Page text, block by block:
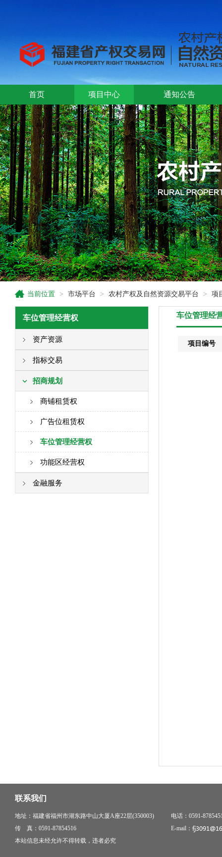
首页 项目中心 通知公告
当前位置 > 市场平台 > 农村产权及自然资源交易平台 > 项
车位管理经营权
资产资源
房屋所有权
承包土地经营权
集体用地经营权
四荒地经营权
养殖权
林权
其它
指标交易
"持证准用”建设用地指标
城乡建设用地增减项目结余指标
耕地占补平衡指标
招商规划
商铺租赁权
广告位租赁权
车位管理经营权
功能区经营权
金融服务
车位管理经
项目编号
联系我们
地址：福建省福州市湖东路中山大厦A座22层(350003)
电话：0591-
传 真：0591-87854516
E-mail：
本站信息未经允许不得转载，违者必究